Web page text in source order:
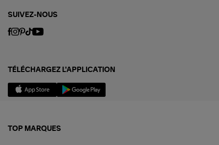
SUIVEZ-NOUS
TÉLÉCHARGEZ L'APPLICATION
TOP MARQUES